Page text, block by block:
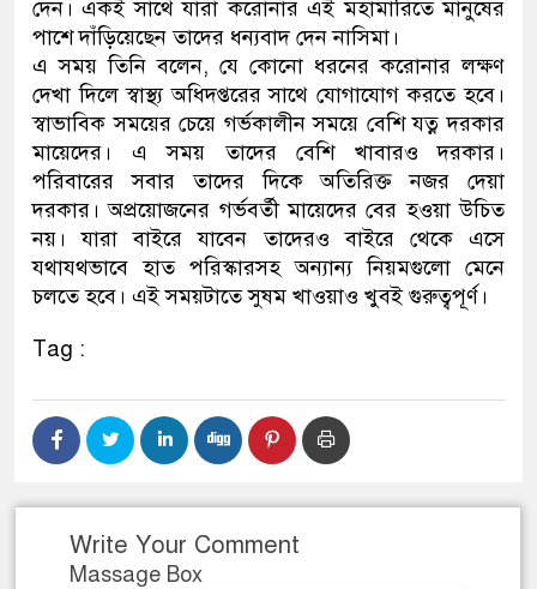
দেন। একই সাথে যারা করোনার এই মহামারিতে মানুষের
পাশে দাঁড়িয়েছেন তাদের ধন্যবাদ দেন নাসিমা।
এ সময় তিনি বলেন, যে কোনো ধরনের করোনার লক্ষণ
দেখা দিলে স্বাস্থ্য অধিদপ্তরের সাথে যোগাযোগ করতে হবে।
স্বাভাবিক সময়ের চেয়ে গর্ভকালীন সময়ে বেশি যত্ন দরকার
মায়েদের। এ সময় তাদের বেশি খাবারও দরকার।
পরিবারের সবার তাদের দিকে অতিরিক্ত নজর দেয়া
দরকার। অপ্রয়োজনের গর্ভবর্তী মায়েদের বের হওয়া উচিত
নয়। যারা বাইরে যাবেন তাদেরও বাইরে থেকে এসে
যথাযথভাবে হাত পরিস্কারসহ অন্যান্য নিয়মগুলো মেনে
চলতে হবে। এই সময়টাতে সুষম খাওয়াও খুবই গুরুত্বপূর্ণ।
Tag :
Write Your Comment
Massage Box